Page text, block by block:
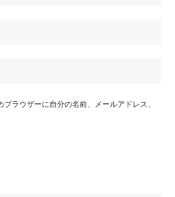
ラウザーに自分の名前、メールアドレス、